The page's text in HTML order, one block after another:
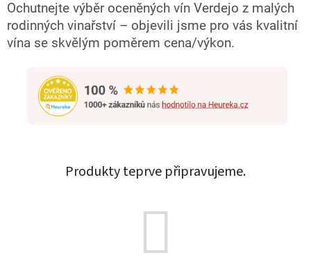
Ochutnejte výběr oceněných vín Verdejo z malých
rodinných vinařství – objevili jsme pro vás kvalitní
vína se skvělým poměrem cena/výkon.
Produkty teprve připravujeme.